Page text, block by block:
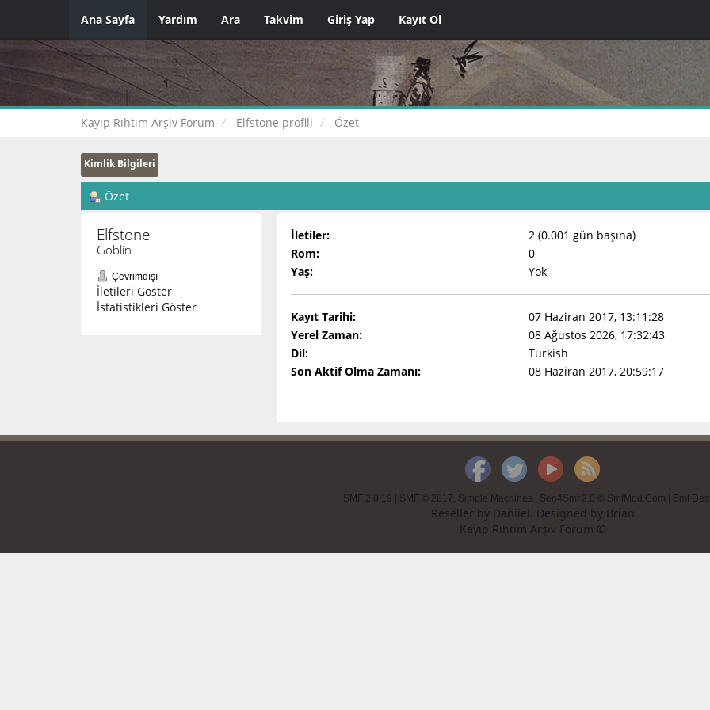
Ana Sayfa Yardım Ara Takvim Giriş Yap Kayıt Ol
Kayıp Rıhtım Arşiv Forum Elfstone profili Özet
Kimlik Bilgileri
Özet
Elfstone
Goblin
Çevrimdışı
İletileri Göster
İstatistikleri Göster
İletiler:
2 (0.001 gün başına)
Rom:
0
Yaş:
Yok
Kayıt Tarihi:
07 Haziran 2017, 13:11:28
Yerel Zaman:
08 Ağustos 2026, 17:32:43
Dil:
Turkish
Son Aktif Olma Zamanı:
08 Haziran 2017, 20:59:17
SMF 2.0.19 | SMF © 2017 Simple Machines | Seo4Smf 2.0 © SmfMod.Com | Smf
Reseller by Daniiel. Designed by Brian
Kayıp Rıhtım Arşiv Forum ©